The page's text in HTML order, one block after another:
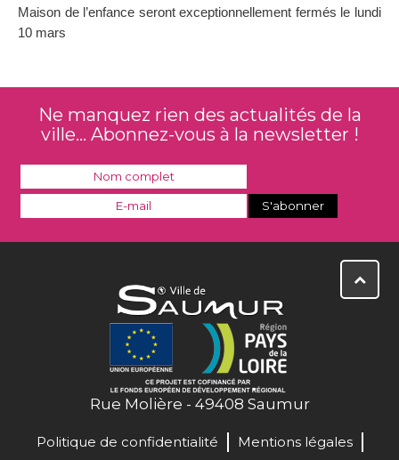
Maison de l’enfance seront exceptionnellement fermés le lundi
10 mars
Ne manquez rien des actualités de la
ville... Abonnez-vous à la newsletter !
Rue Molière - 49408 Saumur
Politique de confidentialité Mentions légales